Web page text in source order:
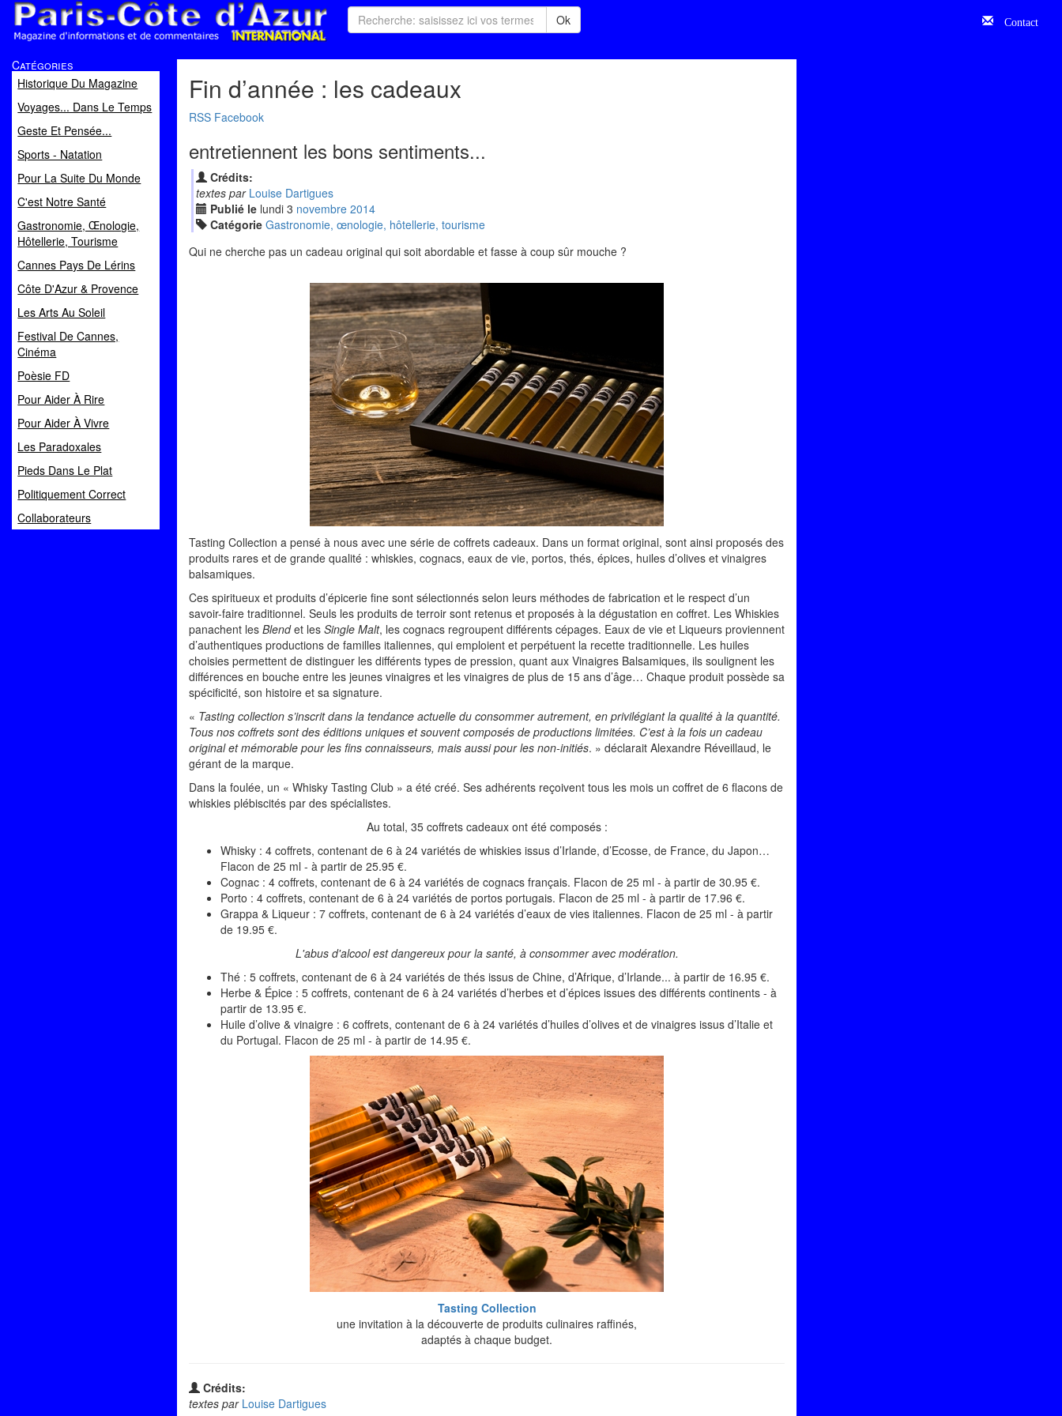
Magazine d'informations et de commentaires
Ok Contact
Catégories
Historique Du Magazine
Voyages... Dans Le Temps
Geste Et Pensée...
Sports - Natation
Pour La Suite Du Monde
C'est Notre Santé
Gastronomie, Œnologie,
Hôtellerie, Tourisme
Cannes Pays De Lérins
Côte D'Azur & Provence
Les Arts Au Soleil
Festival De Cannes,
Cinéma
Poèsie FD
Pour Aider À Rire
Pour Aider À Vivre
Les Paradoxales
Pieds Dans Le Plat
Politiquement Correct
Collaborateurs
Fin d’année : les cadeaux
RSS Facebook
entretiennent les bons sentiments...
Crédits:
textes par Louise Dartigues
Publié le lundi 3 novembre 2014
Catégorie Gastronomie, œnologie, hôtellerie, tourisme
Qui ne cherche pas un cadeau original qui soit abordable et fasse à coup sûr mouche ?
Tasting Collection a pensé à nous avec une série de coffrets cadeaux. Dans un format original, sont ainsi proposés des
produits rares et de grande qualité : whiskies, cognacs, eaux de vie, portos, thés, épices, huiles d’olives et vinaigres
balsamiques.
Ces spiritueux et produits d’épicerie fine sont sélectionnés selon leurs méthodes de fabrication et le respect d’un
savoir-faire traditionnel. Seuls les produits de terroir sont retenus et proposés à la dégustation en coffret. Les Whiskies
panachent les Blendet les Single Malt, les cognacs regroupent différents cépages. Eaux de vie et Liqueurs proviennent
d’authentiques productions de familles italiennes, qui emploient et perpétuent la recette traditionnelle. Les huiles
choisies permettent de distinguer les différents types de pression, quant aux Vinaigres Balsamiques, ils soulignent les
différences en bouche entre les jeunes vinaigres et les vinaigres de plus de 15 ans d’âge… Chaque produit possède sa
spécificité, son histoire et sa signature.
« Tasting collection s’inscrit dans la tendance actuelle du consommer autrement, en privilégiant la qualité à la quantité.
Tous nos coffrets sont des éditions uniques et souvent composés de productions limitées. C’est à la fois un cadeau
original et mémorable pour les fins connaisseurs, mais aussi pour les non-initiés. » déclarait Alexandre Réveillaud, le
gérant de la marque.
Dans la foulée, un « Whisky Tasting Club » a été créé. Ses adhérents reçoivent tous les mois un coffret de 6 flacons de
whiskies plébiscités par des spécialistes.
Au total, 35 coffrets cadeaux ont été composés :
Whisky : 4 coffrets, contenant de 6 à 24 variétés de whiskies issus d’Irlande, d’Ecosse, de France, du Japon…
Flacon de 25 ml - à partir de 25.95 €.
Cognac : 4 coffrets, contenant de 6 à 24 variétés de cognacs français. Flacon de 25 ml - à partir de 30.95 €.
Porto : 4 coffrets, contenant de 6 à 24 variétés de portos portugais. Flacon de 25 ml - à partir de 17.96 €.
Grappa & Liqueur : 7 coffrets, contenant de 6 à 24 variétés d’eaux de vies italiennes. Flacon de 25 ml - à partir
de 19.95 €.
L'abus d'alcool est dangereux pour la santé, à consommer avec modération.
Thé : 5 coffrets, contenant de 6 à 24 variétés de thés issus de Chine, d’Afrique, d’Irlande... à partir de 16.95 €.
Herbe & Épice : 5 coffrets, contenant de 6 à 24 variétés d’herbes et d’épices issues des différents continents - à
partir de 13.95 €.
Huile d’olive & vinaigre : 6 coffrets, contenant de 6 à 24 variétés d’huiles d’olives et de vinaigres issus d’Italie et
du Portugal. Flacon de 25 ml - à partir de 14.95 €.
Tasting Collection
une invitation à la découverte de produits culinaires raffinés,
adaptés à chaque budget.
Crédits:
textes par Louise Dartigues